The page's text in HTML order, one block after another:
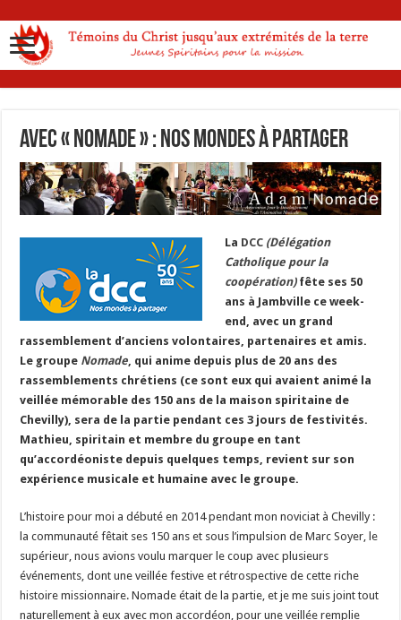
Avec « Nomade » : nos mondes à partager
La DCC (Délégation
Catholique pour la
coopération)fête ses 50
ans à Jambville ce week-
end, avec un grand
rassemblement d’anciens volontaires, partenaires et amis.
Le groupe Nomade, qui anime depuis plus de 20 ans des
rassemblements chrétiens (ce sont eux qui avaient animé la
veillée mémorable des 150 ans de la maison spiritaine de
Chevilly), sera de la partie pendant ces 3 jours de festivités.
Mathieu, spiritain et membre du groupe en tant
qu’accordéoniste depuis quelques temps, revient sur son
expérience musicale et humaine avec le groupe.
L’histoire pour moi a débuté en 2014 pendant mon noviciat à Chevilly :
la communauté fêtait ses 150 ans et sous l’impulsion de Marc Soyer, le
supérieur, nous avions voulu marquer le coup avec plusieurs
événements, dont une veillée festive et rétrospective de cette riche
histoire missionnaire. Nomade était de la partie, et je me suis joint tout
naturellement à eux avec mon accordéon, pour une veillée remplie